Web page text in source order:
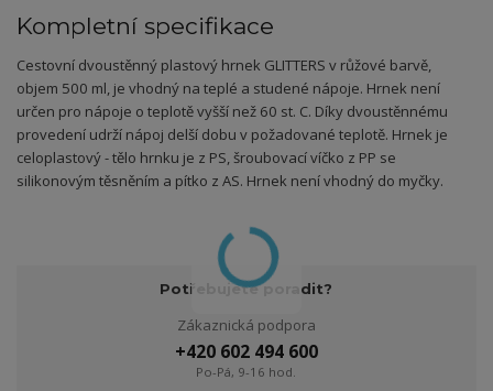
Kompletní specifikace
Cestovní dvoustěnný plastový hrnek GLITTERS v růžové barvě,
objem 500 ml, je vhodný na teplé a studené nápoje. Hrnek není
určen pro nápoje o teplotě vyšší než 60 st. C. Díky dvoustěnnému
provedení udrží nápoj delší dobu v požadované teplotě. Hrnek je
celoplastový - tělo hrnku je z PS, šroubovací víčko z PP se
silikonovým těsněním a pítko z AS. Hrnek není vhodný do myčky.
Potřebujete poradit?
Zákaznická podpora
+420 602 494 600
Po-Pá, 9-16 hod.